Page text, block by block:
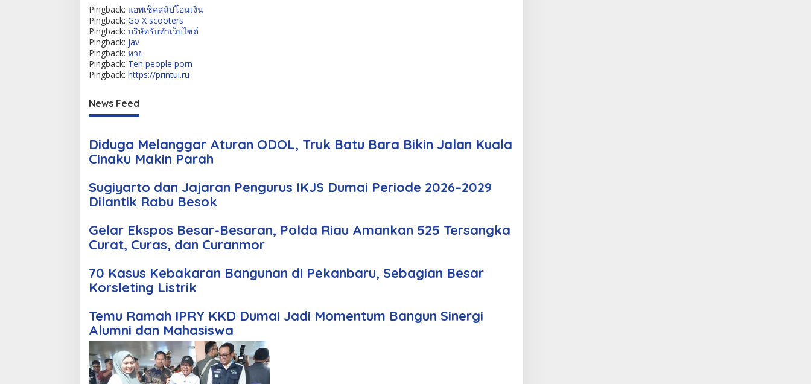
Pingback: แอพเช็คสลิปโอนเงิน
Pingback: Go X scooters
Pingback: บริษัทรับทำเว็บไซต์
Pingback: jav
Pingback: หวย
Pingback: Ten people porn
Pingback: https://printui.ru
News Feed
Diduga Melanggar Aturan ODOL, Truk Batu Bara Bikin Jalan Kuala
Cinaku Makin Parah
Sugiyarto dan Jajaran Pengurus IKJS Dumai Periode 2026–2029
Dilantik Rabu Besok
Gelar Ekspos Besar-Besaran, Polda Riau Amankan 525 Tersangka
Curat, Curas, dan Curanmor
70 Kasus Kebakaran Bangunan di Pekanbaru, Sebagian Besar
Korsleting Listrik
Temu Ramah IPRY KKD Dumai Jadi Momentum Bangun Sinergi
Alumni dan Mahasiswa